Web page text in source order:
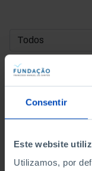
Consentir
Este website
Utilizamos, por
DATA DE INÍCIO
DATA DE FIM